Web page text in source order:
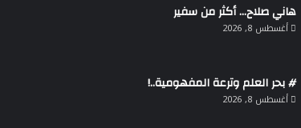
هاني صلاح… أكثر من سفير
أغسطس 8, 2026
# بحر العلم وترعة المفهومية..!
أغسطس 8, 2026